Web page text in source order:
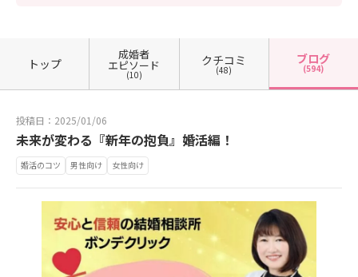
トップ
成婚者
エピソード
(10)
クチコミ
(48)
ブログ
(594)
投稿日：2025/01/06
未来が変わる『新年の抱負』婚活編！
婚活のコツ 男性向け 女性向け